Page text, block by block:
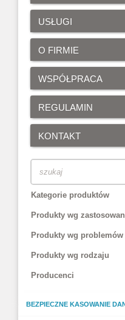
USŁUGI
O FIRMIE
WSPÓŁPRACA
REGULAMIN
KONTAKT
Kategorie produktów
Produkty wg
Produkty wg problemów
Produkty wg rodzaju
Producenci
BEZPIECZNE KASOWANIE